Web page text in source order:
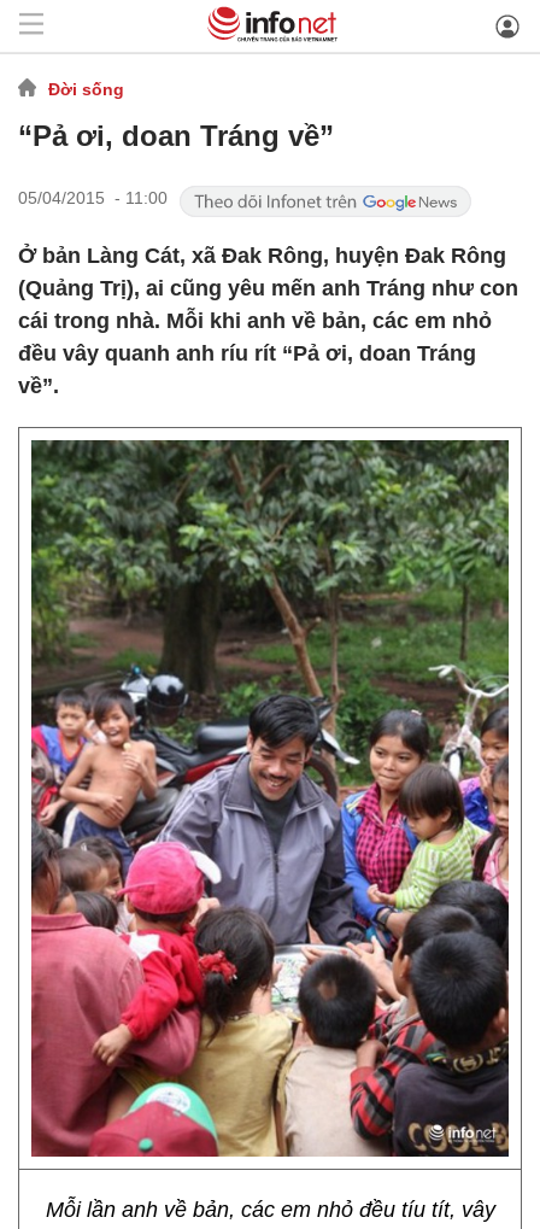
Đời sống
“Pả ơi, doan Tráng về”
05/04/2015 - 11:00
Ở bản Làng Cát, xã Đak Rông, huyện Đak Rông
(Quảng Trị), ai cũng yêu mến anh Tráng như con
cái trong nhà. Mỗi khi anh về bản, các em nhỏ
đều vây quanh anh ríu rít “Pả ơi, doan Tráng
về”.
Mỗi lần anh về bản, các em nhỏ đều tíu tít, vây